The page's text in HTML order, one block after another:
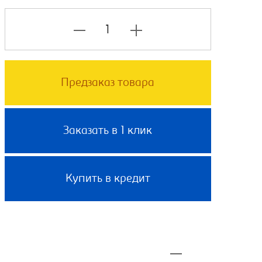
Предзаказ товара
Заказать в 1 клик
Купить в кредит